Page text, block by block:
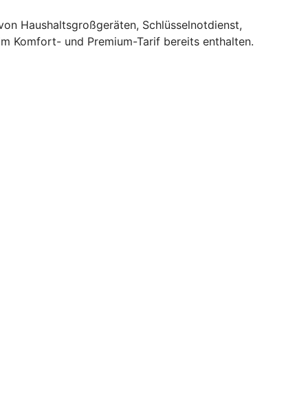
Haushaltsgroßgeräten, Schlüsselnotdienst,
Komfort- und Premium-Tarif bereits enthalten.